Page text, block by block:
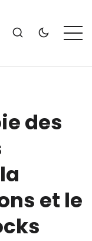
des
et le